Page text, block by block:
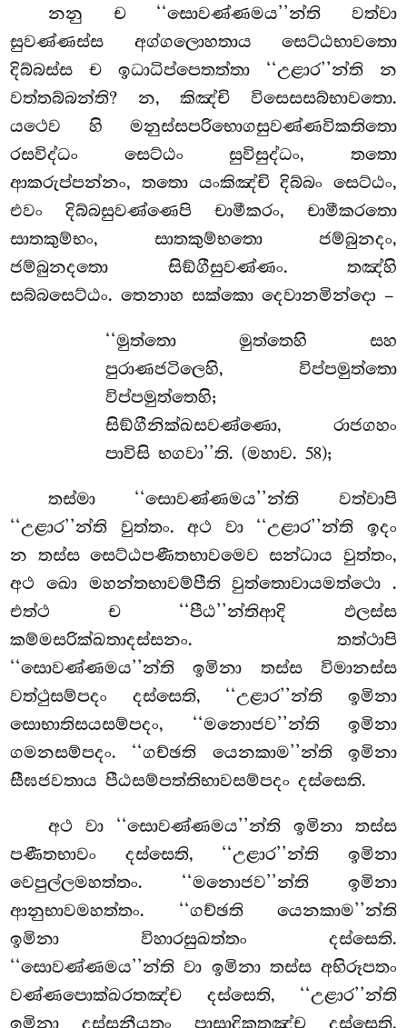
නනු ච ‘‘සොවණ්ණමය’’න්ති වත්වා
සුවණ්ණස්ස අග්ගලොහතාය සෙට්ඨභාවතො
දිබ්බස්ස ච ඉධාධිප්පෙතත්තා ‘‘උළාර’’න්ති න
වත්තබ්බන්ති? න, කිඤ්චි විසෙසසබ්භාවතො.
යථෙව හි මනුස්සපරිභොගසුවණ්ණවිකතිතො
රසවිද්ධං සෙට්ඨං සුවිසුද්ධං, තතො
ආකරුප්පන්නං, තතො යංකිඤ්චි දිබ්බං සෙට්ඨං,
එවං දිබ්බසුවණ්ණෙපි චාමීකරං, චාමීකරතො
සාතකුම්භං, සාතකුම්භතො ජම්බුනදං,
ජම්බුනදතො සිඞ්ගීසුවණ්ණං. තඤ්හි
සබ්බසෙට්ඨං. තෙනාහ සක්කො දෙවානමින්දො –
‘‘මුත්තො මුත්තෙහි සහ
පුරාණජටිලෙහි, විප්පමුත්තො
විප්පමුත්තෙහි;
සිඞ්ගීනික්ඛසවණ්ණො, රාජගහං
පාවිසි භගවා’’ති. (මහාව. 58);
තස්මා ‘‘සොවණ්ණමය’’න්ති වත්වාපි
‘‘උළාර’’න්ති වුත්තං. අථ වා ‘‘උළාර’’න්ති ඉදං
න තස්ස සෙට්ඨපණීතභාවමෙව සන්ධාය වුත්තං,
අථ ඛො මහන්තභාවම්පීති වුත්තොවායමත්ථො .
එත්ථ ච ‘‘පීඨ’’න්තිආදි ඵලස්ස
කම්මසරික්ඛතාදස්සනං. තත්ථාපි
‘‘සොවණ්ණමය’’න්ති ඉමිනා තස්ස විමානස්ස
වත්ථුසම්පදං දස්සෙති, ‘‘උළාර’’න්ති ඉමිනා
සොභාතිසයසම්පදං, ‘‘මනොජව’’න්ති ඉමිනා
ගමනසම්පදං. ‘‘ගච්ඡති යෙනකාම’’න්ති ඉමිනා
සීඝජවතාය පීඨසම්පත්තිභාවසම්පදං දස්සෙති.
අථ වා ‘‘සොවණ්ණමය’’න්ති ඉමිනා තස්ස
පණීතභාවං දස්සෙති, ‘‘උළාර’’න්ති ඉමිනා
වෙපුල්ලමහත්තං. ‘‘මනොජව’’න්ති ඉමිනා
ආනුභාවමහත්තං. ‘‘ගච්ඡති යෙනකාම’’න්ති
ඉමිනා විහාරසුඛත්තං දස්සෙති.
‘‘සොවණ්ණමය’’න්ති වා ඉමිනා තස්ස අභිරූපතං
වණ්ණපොක්ඛරතඤ්ච දස්සෙති, ‘‘උළාර’’න්ති
ඉමිනා දස්සනීයතං පාසාදිකතඤ්ච දස්සෙති,